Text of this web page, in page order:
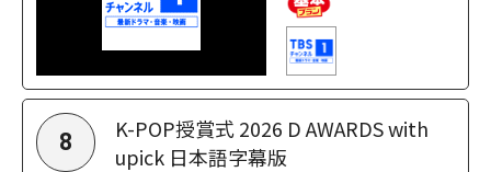
8
K-POP授賞式 2026 D AWARDS with
upick 日本語字幕版